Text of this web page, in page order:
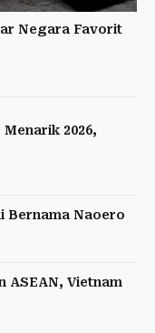
Negara Favorit
2026,
Bernama Naoero
ASEAN, Vietnam